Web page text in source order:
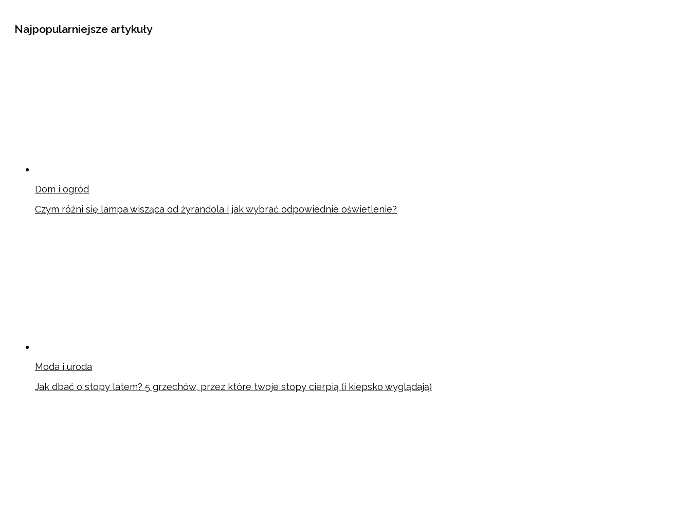
Najpopularniejsze artykuły
Dom i ogród
Czym różni się lampa wisząca od żyrandola i jak wybrać odpowiednie oświetlenie?
Moda i uroda
Jak dbać o stopy latem? 5 grzechów, przez które twoje stopy cierpią (i kiepsko wyglądają)